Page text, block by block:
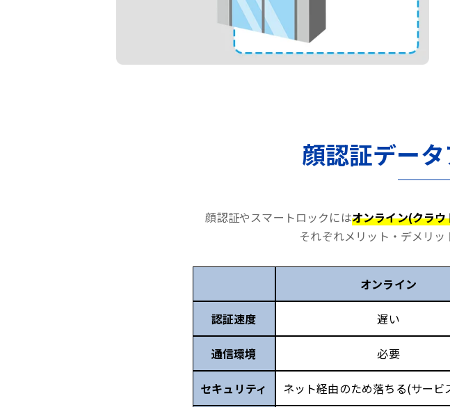
顔認証デー
顔認証やスマートロックにはオンライン(クラ
それぞれメリット・デメリッ
オンライン
認証速度 遅い
通信環境 必要
セキュリティ ネット経由のため落ちる(サービ